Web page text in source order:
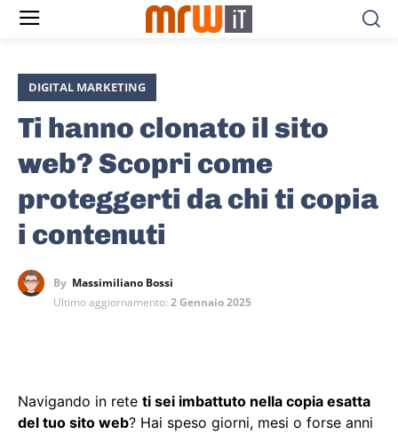
DIGITAL MARKETING
Ti hanno clonato il sito
web? Scopri come
proteggerti da chi ti copia
i contenuti
By Massimiliano Bossi
Ultimo aggiornamento: 2 Gennaio 2025
Navigando in rete ti sei imbattuto nella copia esatta
del tuo sito web? Hai speso giorni, mesi o forse anni